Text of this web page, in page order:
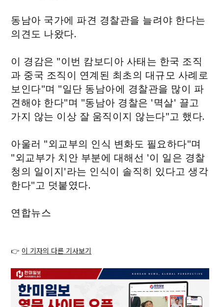
동남아 국가에 파견 경찰관을 늘려야 한다는
의견도 나왔다.
이 경감은 "이번 캄보디아 사태는 한국 조직
과 중국 조직이 연계된 최초의 대규모 사례로
보인다"며 "일단 동남아에 경찰관을 많이 파
견해야 한다"며 "동남아 경찰은 '멱살' 끌고
가지 않는 이상 잘 움직이지 않는다"고 했다.
아울러 "외교부의 인식 변화도 필요하다"며
"외교부가 치안 부분에 대해선 '이 일은 경찰
청의 일이지'라는 인식이 솔직히 있다고 생각
한다"고 덧붙였다.
연합뉴스
👉 이 기자의 다른 기사보기